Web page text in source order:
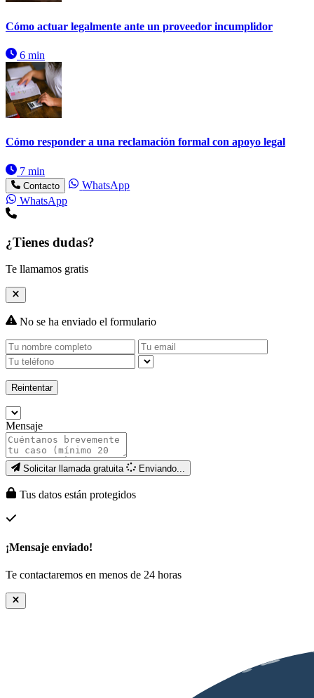
Cómo actuar legalmente ante un proveedor incumplidor
6 min
Cómo responder a una reclamación formal con apoyo legal
7 min
Contacto
WhatsApp
WhatsApp
¿Tienes dudas?
Te llamamos gratis
No se ha enviado el formulario
Reintentar
Mensaje
Solicitar llamada gratuita Enviando...
Tus datos están protegidos
¡Mensaje enviado!
Te contactaremos en menos de 24 horas